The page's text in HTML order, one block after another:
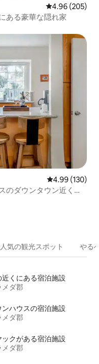
レビュー205
4.96 (205)
ある豪華な隠れ家
レビュー130
4.99 (130)
のダウンタウン近くに
気の観光スポット やる
近くにある宿泊施設
メダ郡
ンハウスの宿泊施設
メダ郡
ックがある宿泊施設
メダ郡